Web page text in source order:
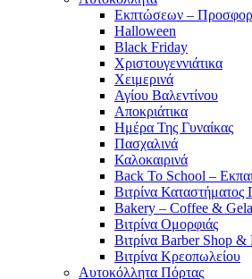
Εκπτώσεων –
Halloween
Black Friday
Χριστουγεννιάτικα
Χειμερινά
Αγίου Βαλεντίνου
Αποκριάτικα
Ημέρα Της Γυναίκας
Πασχαλινά
Καλοκαιρινά
Back To School –
Βιτρίνα Καταστήματος
Bakery – Coffee &
Βιτρίνα Ομορφιάς
Βιτρίνα Barber Shop &
Βιτρίνα Κρεοπωλείου
Αυτοκόλλητα Πόρτας